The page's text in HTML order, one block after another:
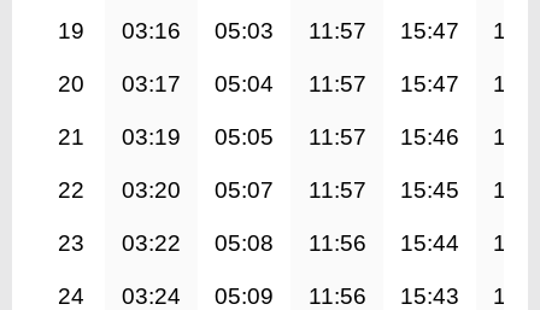
19 03:16 05:03 11:57 15:47
20 03:17 05:04 11:57 15:47
21 03:19 05:05 11:57 15:46
22 03:20 05:07 11:57 15:45
23 03:22 05:08 11:56 15:44
24 03:24 05:09 11:56 15:43